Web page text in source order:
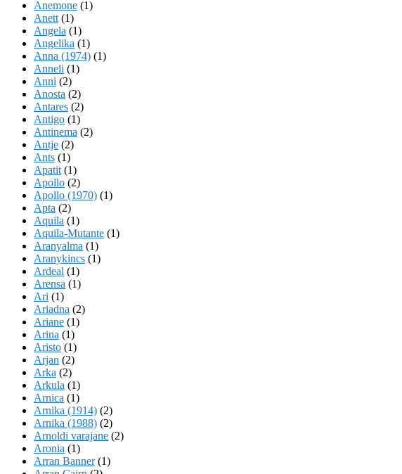
Anemone (1)
Anett (1)
Angela (1)
Angelika (1)
Anna (1974) (1)
Anneli (1)
Anni (2)
Anosta (2)
Antares (2)
Antigo (1)
Antinema (2)
Antje (2)
Ants (1)
Apatit (1)
Apollo (2)
Apollo (1970) (1)
Apta (2)
Aquila (1)
Aquila-Mutante (1)
Aranyalma (1)
Aranykincs (1)
Ardeal (1)
Arensa (1)
Ari (1)
Ariadna (2)
Ariane (1)
Arina (1)
Aristo (1)
Arjan (2)
Arka (2)
Arkula (1)
Arnica (1)
Arnika (1914) (2)
Arnika (1988) (2)
Arnoldi varajane (2)
Aronia (1)
Arran Banner(1)